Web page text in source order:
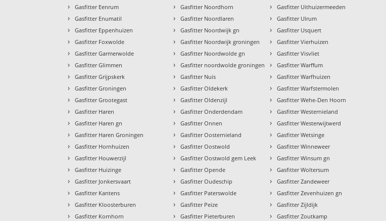
› Gasfitter Eenrum
› Gasfitter Enumatil
› Gasfitter Eppenhuizen
› Gasfitter Foxwolde
› Gasfitter Garmerwolde
› Gasfitter Glimmen
› Gasfitter Grijpskerk
› Gasfitter Groningen
› Gasfitter Grootegast
› Gasfitter Haren
› Gasfitter Haren gn
› Gasfitter Haren Groningen
› Gasfitter Hornhuizen
› Gasfitter Houwerzijl
› Gasfitter Huizinge
› Gasfitter Jonkersvaart
› Gasfitter Kantens
› Gasfitter Kloosterburen
› Gasfitter Kornhorn
› Gasfitter Noordhorn
› Gasfitter Noordlaren
› Gasfitter Noordwijk gn
› Gasfitter Noordwijk groningen
› Gasfitter Noordwolde gn
› Gasfitter noordwolde groningen
› Gasfitter Nuis
› Gasfitter Oldekerk
› Gasfitter Oldenzijl
› Gasfitter Onderdendam
› Gasfitter Onnen
› Gasfitter Oosternieland
› Gasfitter Oostwold
› Gasfitter Oostwold gem Leek
› Gasfitter Opende
› Gasfitter Oudeschip
› Gasfitter Paterswolde
› Gasfitter Peize
› Gasfitter Pieterburen
› Gasfitter Uithuizermeeden
› Gasfitter Ulrum
› Gasfitter Usquert
› Gasfitter Vierhuizen
› Gasfitter Visvliet
› Gasfitter Warffum
› Gasfitter Warfhuizen
› Gasfitter Warfstermolen
› Gasfitter Wehe-Den Hoorn
› Gasfitter Westernieland
› Gasfitter Westerwijtwerd
› Gasfitter Wetsinge
› Gasfitter Winneweer
› Gasfitter Winsum gn
› Gasfitter Woltersum
› Gasfitter Zandeweer
› Gasfitter Zevenhuizen gn
› Gasfitter Zijldijk
› Gasfitter Zoutkamp